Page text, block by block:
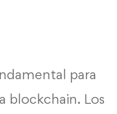
para
blockchain. Los